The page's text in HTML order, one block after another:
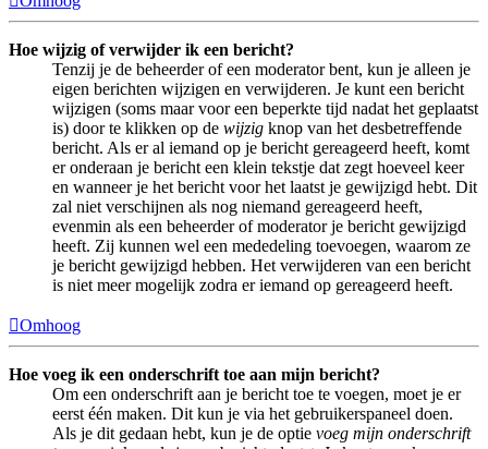
Hoe wijzig of verwijder ik een bericht?
Tenzij je de beheerder of een moderator bent, kun je alleen je
eigen berichten wijzigen en verwijderen. Je kunt een bericht
wijzigen (soms maar voor een beperkte tijd nadat het geplaatst
is) door te klikken op de wijzig knop van het desbetreffende
bericht. Als er al iemand op je bericht gereageerd heeft, komt
er onderaan je bericht een klein tekstje dat zegt hoeveel keer
en wanneer je het bericht voor het laatst je gewijzigd hebt. Dit
zal niet verschijnen als nog niemand gereageerd heeft,
evenmin als een beheerder of moderator je bericht gewijzigd
heeft. Zij kunnen wel een mededeling toevoegen, waarom ze
je bericht gewijzigd hebben. Het verwijderen van een bericht
is niet meer mogelijk zodra er iemand op gereageerd heeft.
Omhoog
Hoe voeg ik een onderschrift toe aan mijn bericht?
Om een onderschrift aan je bericht toe te voegen, moet je er
eerst één maken. Dit kun je via het gebruikerspaneel doen.
Als je dit gedaan hebt, kun je de optie voeg mijn onderschrift